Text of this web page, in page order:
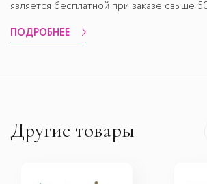
является бесплатной при заказе свыше
ПОДРОБНЕЕ
Другие товары